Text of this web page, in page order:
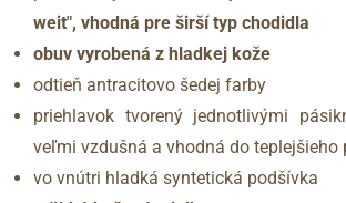
weit", vhodná pre širší typ chodidla
obuv vyrobená z hladkej kože
odtieň antracitovo šedej farby
priehlavok tvorený jednotlivými
veľmi vzdušná a vhodná do teplejšieho
vo vnútri hladká syntetická podšívka